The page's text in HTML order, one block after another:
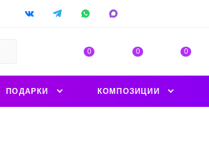
0 0 0
ПОДАРКИ КОМПОЗИЦИИ